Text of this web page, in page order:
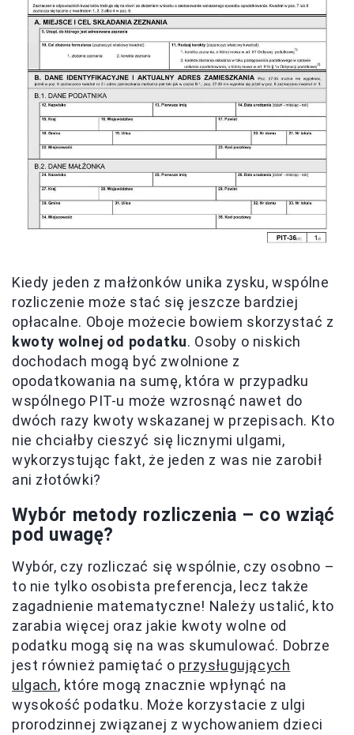
Kiedy jeden z małżonków unika zysku, wspólne
rozliczenie może stać się jeszcze bardziej
opłacalne. Oboje możecie bowiem skorzystać z
kwoty wolnej od podatku. Osoby o niskich
dochodach mogą być zwolnione z
opodatkowania na sumę, która w przypadku
wspólnego PIT-u może wzrosnąć nawet do
dwóch razy kwoty wskazanej w przepisach. Kto
nie chciałby cieszyć się licznymi ulgami,
wykorzystując fakt, że jeden z was nie zarobił
ani złotówki?
Wybór metody rozliczenia – co wziąć
pod uwagę?
Wybór, czy rozliczać się wspólnie, czy osobno –
to nie tylko osobista preferencja, lecz także
zagadnienie matematyczne! Należy ustalić, kto
zarabia więcej oraz jakie kwoty wolne od
podatku mogą się na was skumulować. Dobrze
jest również pamiętać o przysługujących
ulgach, które mogą znacznie wpłynąć na
wysokość podatku. Może korzystacie z ulgi
prorodzinnej związanej z wychowaniem dzieci